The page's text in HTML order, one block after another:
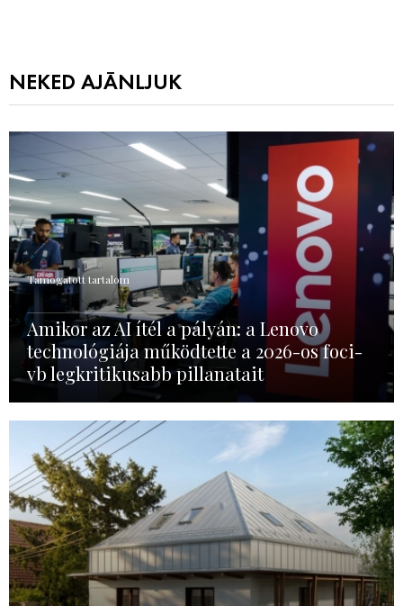
NEKED AJÁNLJUK
Támogatott tartalom
Amikor az AI ítél a pályán: a Lenovo
technológiája működtette a 2026-os foci-
vb legkritikusabb pillanatait